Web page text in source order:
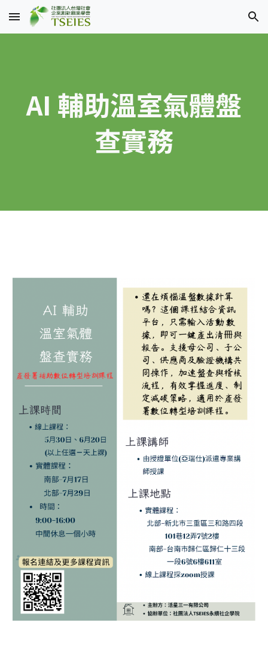
Skip to main content Skip to navigation
AI 輔助溫室氣體盤
查實務